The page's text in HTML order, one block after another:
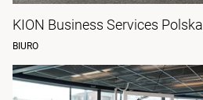
KION Business Services Polska
BIURO